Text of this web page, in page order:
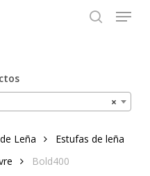
Menu
×
Leña
Estufas de leña
Bold400